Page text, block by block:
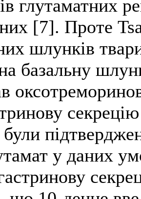
глутаматних
[7]. Проте
шлунків
базальну
у даних